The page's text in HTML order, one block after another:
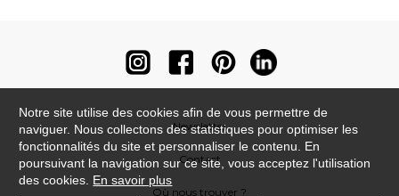
Newsletter
Contact
Où nous trouver ?
Notre site utilise des cookies afin de vous permettre de
naviguer. Nous collectons des statistiques pour optimiser les
fonctionnalités du site et personnaliser le contenu. En
poursuivant la navigation sur ce site, vous acceptez l'utilisation
des cookies. En savoir plus